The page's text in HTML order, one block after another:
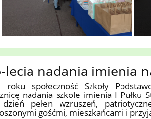
lecia nadania imienia
społeczność Szkoły
nadania szkole imienia I Pułku
pełen wzruszeń,
gośćmi, mieszkańcami i